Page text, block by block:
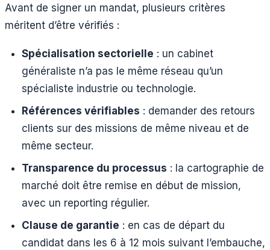
Avant de signer un mandat, plusieurs critères
méritent d’être vérifiés :
Spécialisation sectorielle : un cabinet
généraliste n’a pas le même réseau qu’un
spécialiste industrie ou technologie.
Références vérifiables : demander des retours
clients sur des missions de même niveau et de
même secteur.
Transparence du processus : la cartographie de
marché doit être remise en début de mission,
avec un reporting régulier.
Clause de garantie : en cas de départ du
candidat dans les 6 à 12 mois suivant l’embauche,